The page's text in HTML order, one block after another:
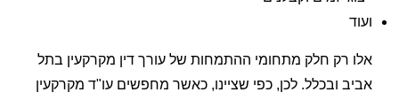
ועוד
אלו רק חלק מתחומי ההתמחות של עורך דין מקרקעין בתל
אביב ובכלל. לכן, כפי שציינו, כאשר מחפשים עו"ד מקרקעין